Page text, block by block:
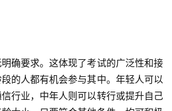
确要求。这体现了考试的广泛性和接
的人都有机会参与其中。年轻人可以
行业，中年人则可以转行或提升自己